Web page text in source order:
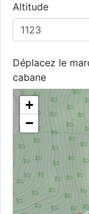
Altitude
Déplacez le
cabane
+
−